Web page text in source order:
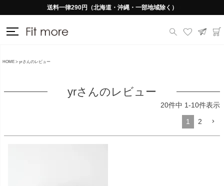
送料一律290円（北海道・沖縄・一部地域除く）
HOME yrさんのレビュー
yrさんのレビュー
20件中 1-10件表示
1 2